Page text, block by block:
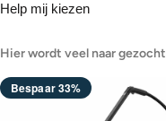
Help mij kiezen
Hier wordt veel naar gezocht
Bespaar 33%